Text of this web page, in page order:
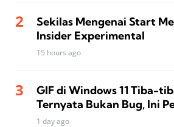
Sekilas Mengenai Start
Insider Experimental
15 hours ago
GIF di Windows 11 Tiba-
Ternyata Bukan Bug, Ini
1 day ago